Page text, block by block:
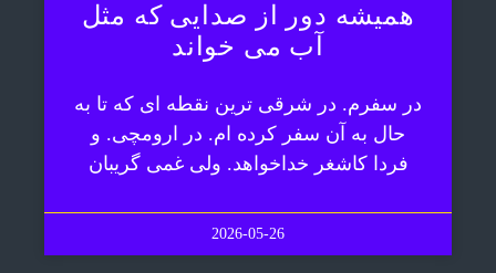
همیشه دور از صدایی که مثل
آب می خواند
در سفرم. در شرقی ترین نقطه ای که تا به
حال به آن سفر کرده ام. در ارومچی. و
فردا کاشغر خداخواهد. ولی غمی گریبان
2026-05-26